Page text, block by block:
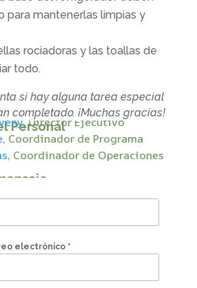
para mantenerlas limpias y
rociadoras y las toallas de
todo.
si hay alguna tarea especial
completado. ¡Muchas gracias!
Personal
, Director Ejecutivo
, Coordinador de Programa
, Coordinador de Operaciones
electrónico *